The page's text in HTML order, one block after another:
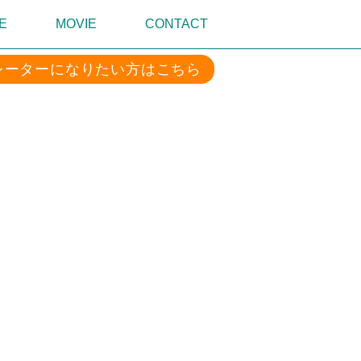
MOVIE CONTACT
ーターになりたい方はこちら